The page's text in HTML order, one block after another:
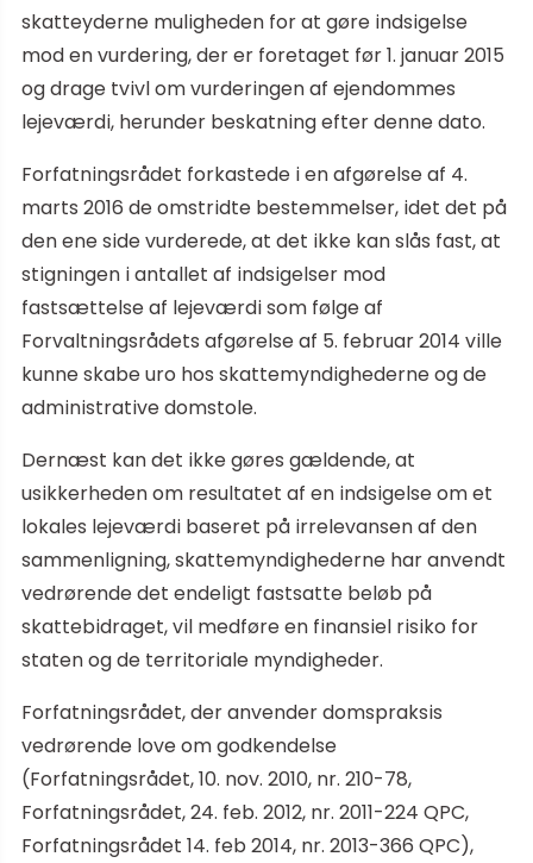
skatteyderne muligheden for at gøre indsigelse
mod en vurdering, der er foretaget før 1. januar 2015
og drage tvivl om vurderingen af ejendommes
lejeværdi, herunder beskatning efter denne dato.
Forfatningsrådet forkastede i en afgørelse af 4.
marts 2016 de omstridte bestemmelser, idet det på
den ene side vurderede, at det ikke kan slås fast, at
stigningen i antallet af indsigelser mod
fastsættelse af lejeværdi som følge af
Forvaltningsrådets afgørelse af 5. februar 2014 ville
kunne skabe uro hos skattemyndighederne og de
administrative domstole.
Dernæst kan det ikke gøres gældende, at
usikkerheden om resultatet af en indsigelse om et
lokales lejeværdi baseret på irrelevansen af den
sammenligning, skattemyndighederne har anvendt
vedrørende det endeligt fastsatte beløb på
skattebidraget, vil medføre en finansiel risiko for
staten og de territoriale myndigheder.
Forfatningsrådet, der anvender domspraksis
vedrørende love om godkendelse
(Forfatningsrådet, 10. nov. 2010, nr. 210-78,
Forfatningsrådet, 24. feb. 2012, nr. 2011-224 QPC,
Forfatningsrådet 14. feb 2014, nr. 2013-366 QPC),